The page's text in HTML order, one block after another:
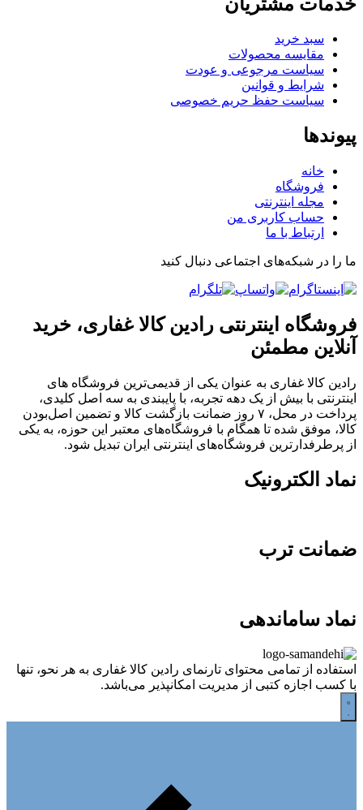
سبد خرید
مقایسه محصولات
سیاست مرجوعی و عودت
شرایط و قوانین
سیاست حفظ حریم خصوصی
پیوندها
خانه
فروشگاه
مجله اینترنتی
حساب کاربری من
ارتباط با ما
ما را در شبکه‌های اجتماعی دنبال کنید
فروشگاه اینترنتی رادین کالا غفاری، خرید
آنلاین مطمئن
رادین کالا غفاری به عنوان یکی از قدیمی‌ترین فروشگاه های
اینترنتی با بیش از یک دهه تجربه، با پایبندی به سه اصل کلیدی،
پرداخت در محل، ۷ روز ضمانت بازگشت کالا و تضمین اصل‌بودن
کالا، موفق شده تا همگام با فروشگاه‌های معتبر این حوزه، به یکی
از پرطرفدارترین فروشگاه‌های اینترنتی ایران تبدیل شود.
نماد الکترونیک
ضمانت ترب
نماد ساماندهی
استفاده از تمامی محتوای تارنمای رادین کالا غفاری به هر نحو، تنها
با کسب اجازه کتبی از مدیریت امکانپذیر می‌باشد.